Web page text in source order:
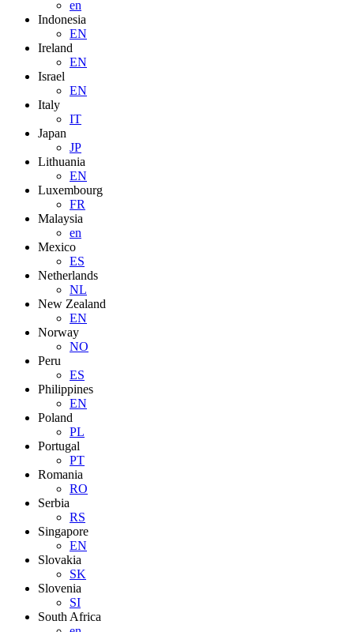
en
Indonesia
EN
Ireland
EN
Israel
EN
Italy
IT
Japan
JP
Lithuania
EN
Luxembourg
FR
Malaysia
en
Mexico
ES
Netherlands
NL
New Zealand
EN
Norway
NO
Peru
ES
Philippines
EN
Poland
PL
Portugal
PT
Romania
RO
Serbia
RS
Singapore
EN
Slovakia
SK
Slovenia
SI
South Africa